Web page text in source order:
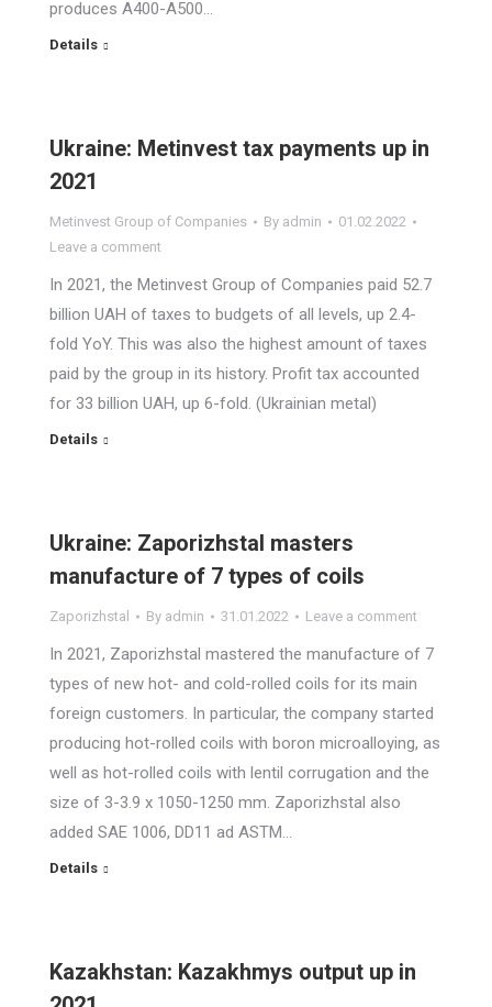
produces A400-A500…
Details
Ukraine: Metinvest tax payments up in
2021
Metinvest Group of Companies By admin
01.02.2022
Leave a comment
In 2021, the Metinvest Group of Companies paid 52.7
billion UAH of taxes to budgets of all levels, up 2.4-
fold YoY. This was also the highest amount of taxes
paid by the group in its history. Profit tax accounted
for 33 billion UAH, up 6-fold. (Ukrainian metal)
Details
Ukraine: Zaporizhstal masters
manufacture of 7 types of coils
Zaporizhstal By admin 31.01.2022 Leave a comment
In 2021, Zaporizhstal mastered the manufacture of 7
types of new hot- and cold-rolled coils for its main
foreign customers. In particular, the company started
producing hot-rolled coils with boron microalloying, as
well as hot-rolled coils with lentil corrugation and the
size of 3-3.9 x 1050-1250 mm. Zaporizhstal also
added SAE 1006, DD11 ad ASTM…
Details
Kazakhstan: Kazakhmys output up in